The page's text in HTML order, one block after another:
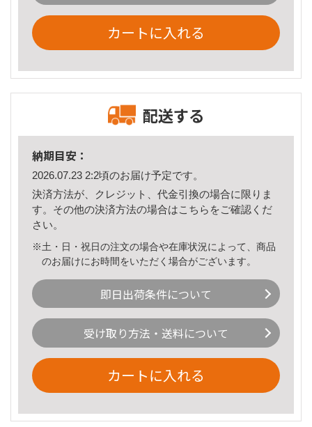
カートに入れる
配送する
納期目安：
2026.07.23 2:2頃のお届け予定です。
決済方法が、クレジット、代金引換の場合に限りま
す。その他の決済方法の場合はこちら をご確認くだ
さい。
※土・日・祝日の注文の場合や在庫状況によって、商品
のお届けにお時間をいただく場合がございます。
即日出荷条件について
受け取り方法・送料について
カートに入れる